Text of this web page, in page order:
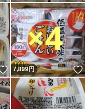
いいね！
7,899円